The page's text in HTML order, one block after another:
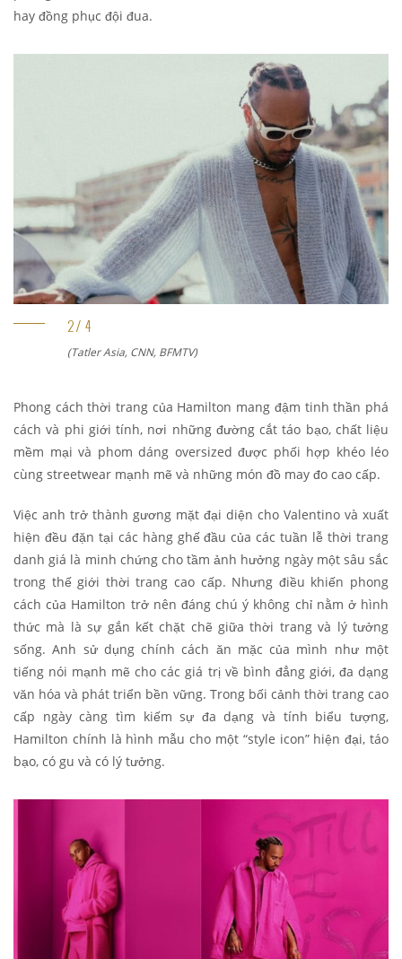
hay đồng phục đội đua.
Phong cách thời trang của Hamilton mang đậm tinh thần phá
cách và phi giới tính, nơi những đường cắt táo bạo, chất liệu
mềm mại và phom dáng oversized được phối hợp khéo léo
cùng streetwear mạnh mẽ và những món đồ may đo cao cấp.
Việc anh trở thành gương mặt đại diện cho Valentino và xuất
hiện đều đặn tại các hàng ghế đầu của các tuần lễ thời trang
danh giá là minh chứng cho tầm ảnh hưởng ngày một sâu sắc
trong thế giới thời trang cao cấp. Nhưng điều khiến phong
cách của Hamilton trở nên đáng chú ý không chỉ nằm ở hình
thức mà là sự gắn kết chặt chẽ giữa thời trang và lý tưởng
sống. Anh sử dụng chính cách ăn mặc của mình như một
tiếng nói mạnh mẽ cho các giá trị về bình đẳng giới, đa dạng
văn hóa và phát triển bền vững. Trong bối cảnh thời trang cao
cấp ngày càng tìm kiếm sự đa dạng và tính biểu tượng,
Hamilton chính là hình mẫu cho một “style icon” hiện đại, táo
bạo, có gu và có lý tưởng.